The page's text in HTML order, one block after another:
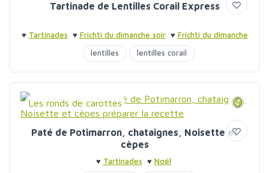
Tartinade de Lentilles Corail Express
♥ Tartinades ♥ Frichti du dimanche soir♥ Frichti du dimanche
soir
lentilles lentilles corail
Les ronds de carottes
Paté de Potimarron, chataignes, Noisette et
cèpes
♥ Tartinades ♥ Noël